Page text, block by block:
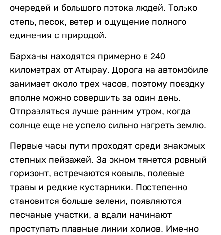
очередей и большого потока людей. Только
степь, песок, ветер и ощущение полного
единения с природой.
Барханы находятся примерно в 240
километрах от Атырау. Дорога на автомобиле
занимает около трех часов, поэтому поездку
вполне можно совершить за один день.
Отправляться лучше ранним утром, когда
солнце еще не успело сильно нагреть землю.
Первые часы пути проходят среди знакомых
степных пейзажей. За окном тянется ровный
горизонт, встречаются ковыль, полевые
травы и редкие кустарники. Постепенно
становится больше зелени, появляются
песчаные участки, а вдали начинают
проступать плавные линии холмов. Именно